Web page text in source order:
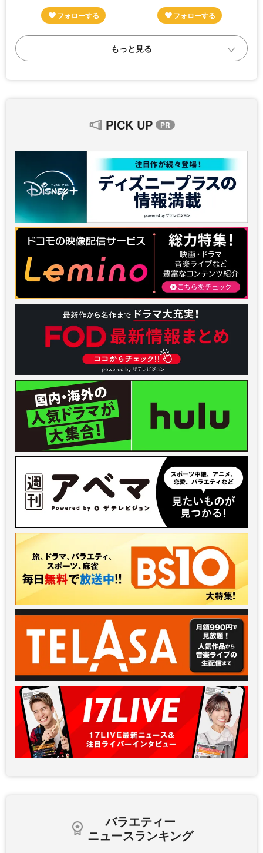
PICK UP
バラエティー
ニュースランキング